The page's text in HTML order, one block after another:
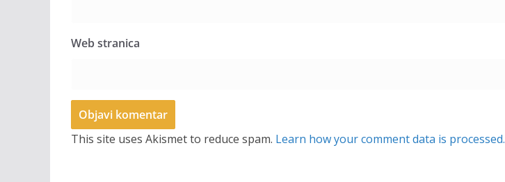
Web stranica
This site uses Akismet to reduce spam. Learn how your comment data is processed.